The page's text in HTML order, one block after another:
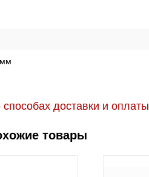
доставки и оплаты
товары